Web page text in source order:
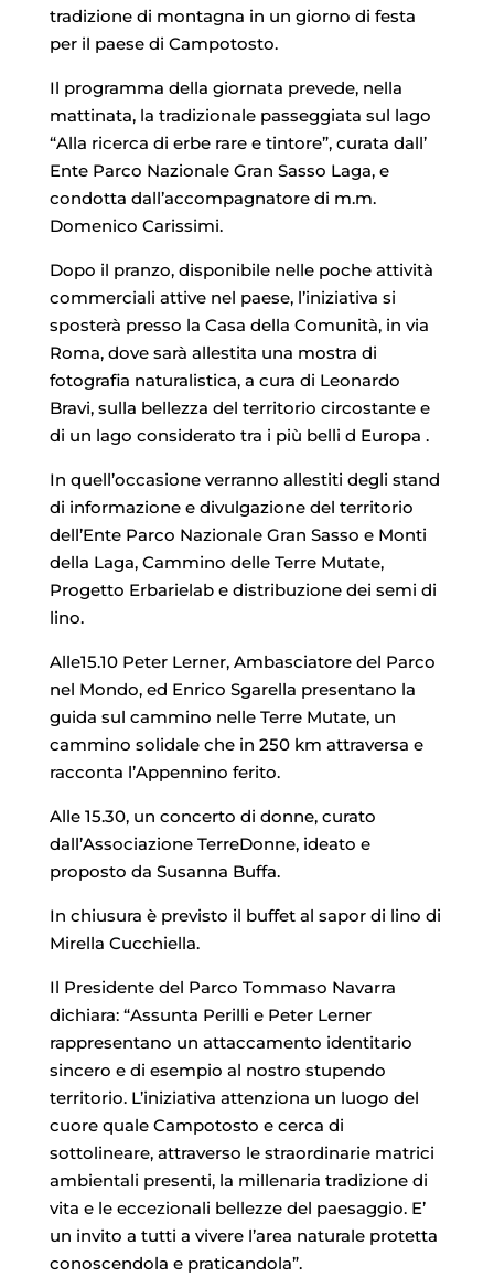
tradizione di montagna in un giorno di festa
per il paese di Campotosto.
Il programma della giornata prevede, nella
mattinata, la tradizionale passeggiata sul lago
“Alla ricerca di erbe rare e tintore”, curata dall’
Ente Parco Nazionale Gran Sasso Laga, e
condotta dall’accompagnatore di m.m.
Domenico Carissimi.
Dopo il pranzo, disponibile nelle poche attività
commerciali attive nel paese, l’iniziativa si
sposterà presso la Casa della Comunità, in via
Roma, dove sarà allestita una mostra di
fotografia naturalistica, a cura di Leonardo
Bravi, sulla bellezza del territorio circostante e
di un lago considerato tra i più belli d Europa .
In quell’occasione verranno allestiti degli stand
di informazione e divulgazione del territorio
dell’Ente Parco Nazionale Gran Sasso e Monti
della Laga, Cammino delle Terre Mutate,
Progetto Erbarielab e distribuzione dei semi di
lino.
Alle15.10 Peter Lerner, Ambasciatore del Parco
nel Mondo, ed Enrico Sgarella presentano la
guida sul cammino nelle Terre Mutate, un
cammino solidale che in 250 km attraversa e
racconta l’Appennino ferito.
Alle 15.30, un concerto di donne, curato
dall’Associazione TerreDonne, ideato e
proposto da Susanna Buffa.
In chiusura è previsto il buffet al sapor di lino di
Mirella Cucchiella.
Il Presidente del Parco Tommaso Navarra
dichiara: “Assunta Perilli e Peter Lerner
rappresentano un attaccamento identitario
sincero e di esempio al nostro stupendo
territorio. L’iniziativa attenziona un luogo del
cuore quale Campotosto e cerca di
sottolineare, attraverso le straordinarie matrici
ambientali presenti, la millenaria tradizione di
vita e le eccezionali bellezze del paesaggio. E’
un invito a tutti a vivere l’area naturale protetta
conoscendola e praticandola”.